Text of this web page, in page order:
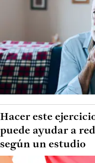
Hacer este
puede ayudar a
según un estudio